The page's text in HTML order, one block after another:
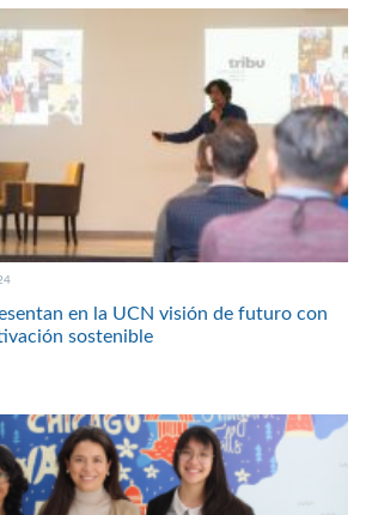
en la UCN visión de futuro con
sostenible